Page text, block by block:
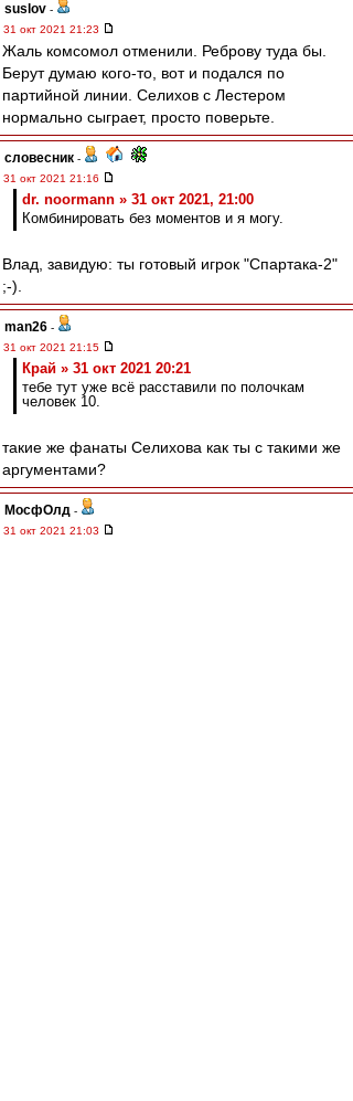
suslov -
31 окт 2021 21:23
Жаль комсомол отменили. Реброву туда бы.
Берут думаю кого-то, вот и подался по
партийной линии. Селихов с Лестером
нормально сыграет, просто поверьте.
словесник -
31 окт 2021 21:16
dr. noormann » 31 окт 2021, 21:00
Комбинировать без моментов и я могу.
Влад, завидую: ты готовый игрок "Спартака-2"
;-).
man26 -
31 окт 2021 21:15
Край » 31 окт 2021 20:21
тебе тут уже всё расставили по полочкам
человек 10.
такие же фанаты Селихова как ты с такими же
аргументами?
МосфОлд -
31 окт 2021 21:03